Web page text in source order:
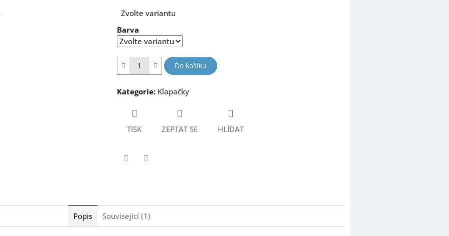
0,0
5
hvězdiček.
cena:
Zvolte variantu
Barva
Do košíku
Kategorie: Klapačky
TISK ZEPTAT SE HLÍDAT
Popis Související (1)